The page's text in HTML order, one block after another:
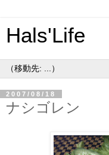
Hals'Life
2007/08/18
ナシゴレン